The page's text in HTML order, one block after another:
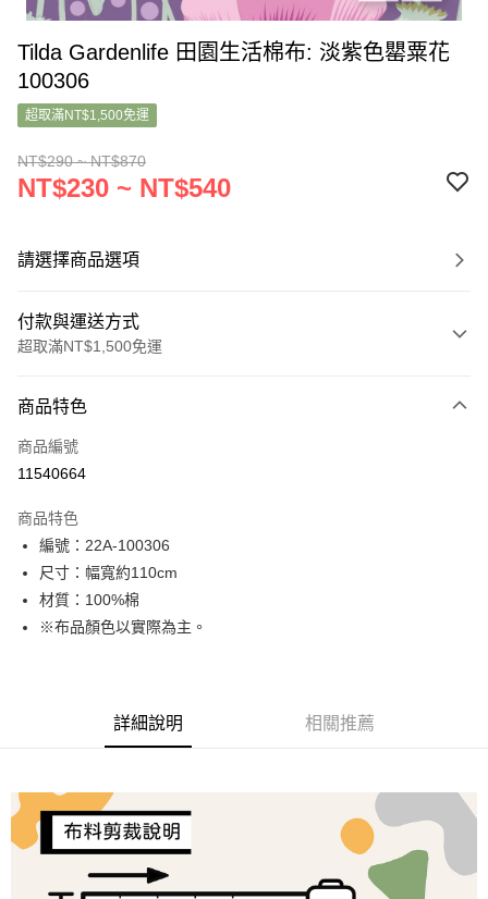
Tilda Gardenlife 田園生活棉布: 淡紫色罌粟花
100306
超取滿NT$1,500免運
NT$290 ~ NT$870
NT$230 ~ NT$540
請選擇商品選項
付款與運送方式
超取滿NT$1,500免運
信用卡一次付款
超商取貨付款
Apple Pay
街口支付
Google Pay
【大哥付你分期使用說明】
1.本服務由台灣大哥大提供，台灣大哥大用戶可立即使用無須另外申請。
2.付款方式選擇「大哥付你分期」，訂單成立後會自動跳轉到大哥付的交易
成交易。
3.實際核准額度、可分期數及費用金額請依後續交易確認頁面所載為準。
4.訂單成立30分鐘內，如未前往確認交易或遇審核未通過，訂單將自動取
消。如遇「轉專審核」未通過狀況，表示未達大哥付你分期系統評分，恕無
【繳款方式說明】
AFTEE先享後付
AFTEE先享後付是「在收到商品之後才付款」的支付方式。 讓您購物簡單
便利好安心！
１．簡單：不需註冊會員、不需綁卡、不需儲值。
２．便利：只要手機號碼，簡訊認證，即可結帳。
３．安心：先確認商品／服務後，再付款。
ATM付款
運送方式
商品特色
商品編號
11540664
商品特色
編號：22A-100306
尺寸：幅寬約110cm
材質：100%棉
※布品顏色以實際為主。
詳細說明 相關推薦